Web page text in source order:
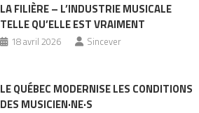
LA FILIÈRE – L’INDUSTRIE MUSICALE
TELLE QU’ELLE EST VRAIMENT
18 avril 2026 Sincever
LE QUÉBEC MODERNISE LES CONDITIONS
DES MUSICIEN·NE·S